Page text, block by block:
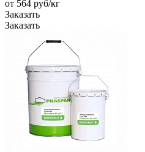
от 564 руб/кг
Заказать
Заказать